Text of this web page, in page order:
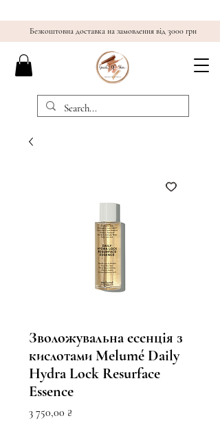
Безкоштовна доставка на замовлення від 3000 грн
Зволожувальна есенція з
кислотами Melumé Daily
Hydra Lock Resurface
Essence
3 750,00 ₴